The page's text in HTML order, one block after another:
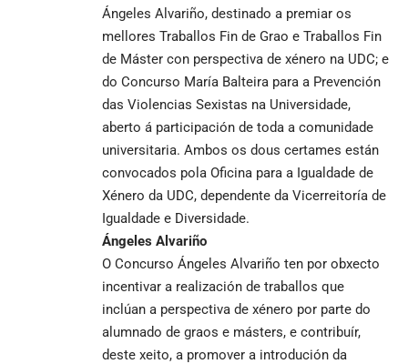
Ángeles Alvariño, destinado a premiar os
mellores Traballos Fin de Grao e Traballos Fin
de Máster con perspectiva de xénero na UDC; e
do Concurso María Balteira para a Prevención
das Violencias Sexistas na Universidade,
aberto á participación de toda a comunidade
universitaria. Ambos os dous certames están
convocados pola Oficina para a Igualdade de
Xénero da UDC, dependente da Vicerreitoría de
Igualdade e Diversidade.
Ángeles Alvariño
O Concurso Ángeles Alvariño ten por obxecto
incentivar a realización de traballos que
inclúan a perspectiva de xénero por parte do
alumnado de graos e másters, e contribuír,
deste xeito, a promover a introdución da